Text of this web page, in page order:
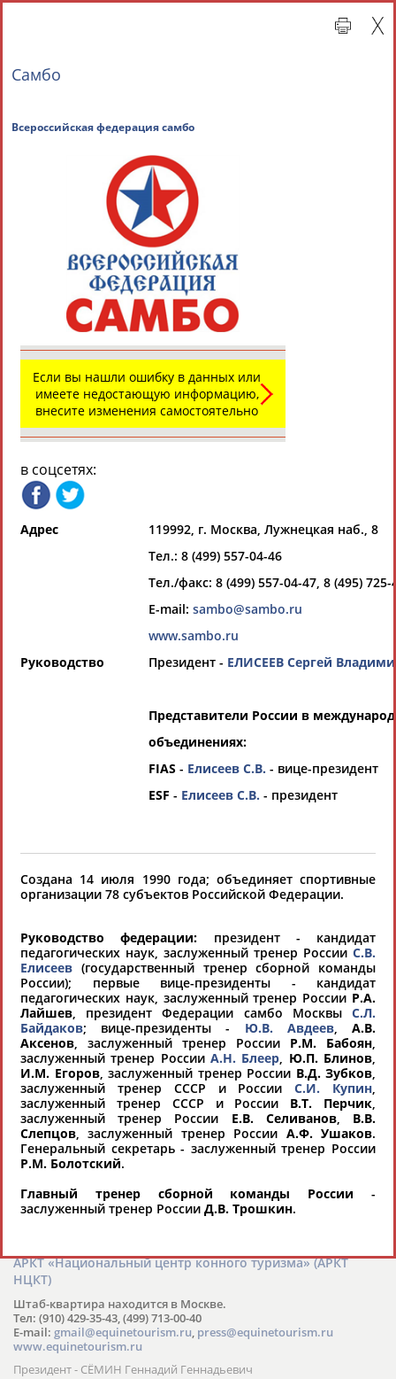
Просмотры
материалов
Всероссийские спортивные организации
СВОДНЫЕ ИНДЕКСЫ
ТАБЛО АКТИВНОСТИ
РЕСУРСНАЯ ПЛОЩАДКА
Всероссийские спортивные организации
Органы управления, федерации,
Выберите из списка
Если вы решили разместить информацию о
ошибку в уже опубликованных данных и
хотите ее исправить, пожалуйста, вы можете
это сделать самостоятельно
Результаты поиска:207 организаций
100 последних изменений
Автономная некоммерческая организация по спортивно-
оздоровительной работе «Атом-спорт» (АНО «Атом-
спорт»)
123098, г. Москва, ул. Живописная, 21
Тел.: (495) 947-27-96, 947-40-51, 947-40-51
Факс: (495) 947-19-65
Email:atom-sport@list.ru
atom-sport.org
Председатель правления - ТЕРЕНТЬЕВА Татьяна Анатольевна
АРКТ «Национальный центр конного туризма» (АРКТ
НЦКТ)
Штаб-квартира находится в Москве.
Тел: (910) 429-35-43, (499) 713-00-40
E-mail: gmail@equinetourism.ru, press@equinetourism.ru
www.equinetourism.ru
Президент - СЁМИН Геннадий Геннадьевич
Самбо
Всероссийская федерация самбо
Если вы нашли ошибку в данных или
имеете недостающую информацию,
внесите изменения самостоятельно
в соцсетях:
Адрес
119992, г. Москва, Лужнецкая наб., 8
Тел.: 8 (499) 557-04-46
Тел./факс: 8 (499) 557-04-47, 8 (495) 725-
E-mail: sambo@sambo.ru
www.sambo.ru
Руководство
Президент - ЕЛИСЕЕВ Сергей
Представители России в
объединениях:
FIAS - Елисеев С.В. - вице-президент
ESF - Елисеев С.В. - президент
Создана 14 июля 1990 года; объединяет спортивные
организации 78 субъектов Российской Федерации.
Руководство федерации: президент - кандидат
педагогических наук, заслуженный тренер России С.В.
Елисеев (государственный тренер сборной команды
России); первые вице-президенты - кандидат
педагогических наук, заслуженный тренер России Р.А.
Лайшев, президент Федерации самбо Москвы С.Л.
Байдаков; вице-президенты - Ю.В. Авдеев,А.В.
Аксенов, заслуженный тренер России Р.М. Бабоян,
заслуженный тренер России А.Н. Блеер, Ю.П. Блинов,
И.М. Егоров, заслуженный тренер России В.Д. Зубков,
заслуженный тренер СССР и РоссииС.И. Купин,
заслуженный тренер СССР и России В.Т. Перчик,
заслуженный тренер России Е.В. Селиванов, В.В.
Слепцов, заслуженный тренер России А.Ф. Ушаков.
Генеральный секретарь - заслуженный тренер России
Р.М. Болотский.
Главный тренер сборной команды России -
заслуженный тренер России Д.В. Трошкин.